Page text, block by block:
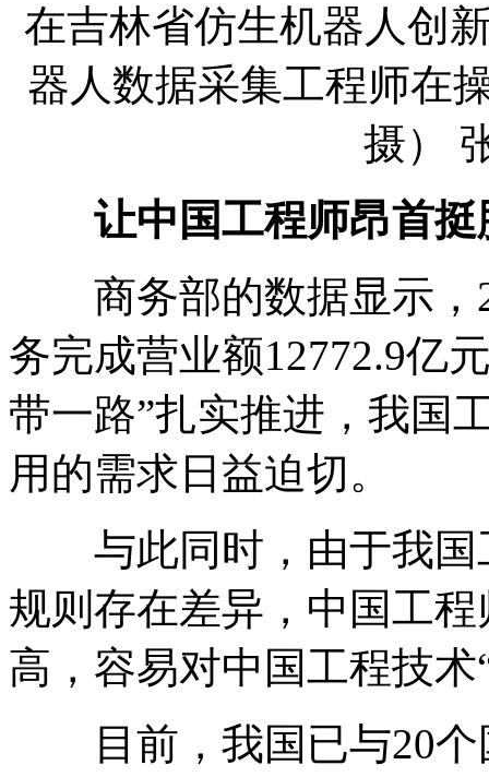
在吉林省仿生机器人创
器人数据采集工程师在
摄）
让中国工程师昂首挺
商务部的数据显示，
务完成营业额12772.9亿
带一路”扎实推进，我国
用的需求日益迫切。
与此同时，由于我国
规则存在差异，中国工
高，容易对中国工程技
目前，我国已与20个